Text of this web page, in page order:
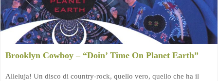
Brooklyn Cowboy – “Doin’ Time On Planet Earth”
Alleluja! Un disco di country-rock, quello vero, quello che ha il